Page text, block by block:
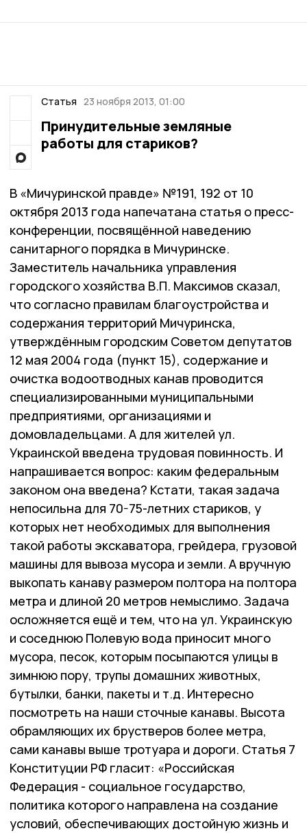
Статья 23 ноября 2013, 01:00
Принудительные земляные
работы для стариков?
В «Мичуринской правде» №191, 192 от 10
октября 2013 года напечатана статья о пресс-
конференции, посвящённой наведению
санитарного порядка в Мичуринске.
Заместитель начальника управления
городского хозяйства В.П. Максимов сказал,
что согласно правилам благоустройства и
содержания территорий Мичуринска,
утверждённым городским Советом депутатов
12 мая 2004 года (пункт 15), содержание и
очистка водоотводных канав проводится
специализированными муниципальными
предприятиями, организациями и
домовладельцами. А для жителей ул.
Украинской введена трудовая повинность. И
напрашивается вопрос: каким федеральным
законом она введена? Кстати, такая задача
непосильна для 70-75-летних стариков, у
которых нет необходимых для выполнения
такой работы экскаватора, грейдера, грузовой
машины для вывоза мусора и земли. А вручную
выкопать канаву размером полтора на полтора
метра и длиной 20 метров немыслимо. Задача
осложняется ещё и тем, что на ул. Украинскую
и соседнюю Полевую вода приносит много
мусора, песок, которым посыпаются улицы в
зимнюю пору, трупы домашних животных,
бутылки, банки, пакеты и т.д. Интересно
посмотреть на наши сточные канавы. Высота
обрамляющих их брустверов более метра,
сами канавы выше тротуара и дороги. Статья 7
Конституции РФ гласит: «Российская
Федерация - социальное государство,
политика которого направлена на создание
условий, обеспечивающих достойную жизнь и